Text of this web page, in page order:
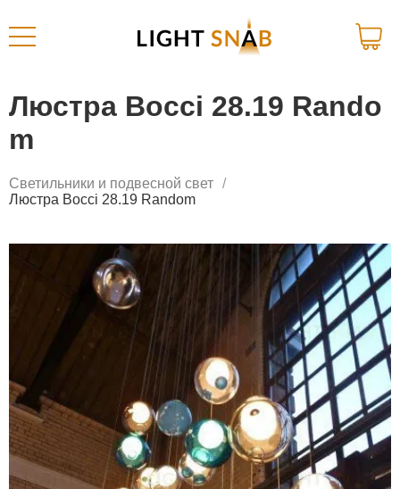
Люстра Bocci 28.19 Rando
m
Светильники и подвесной свет
Люстра Bocci 28.19 Random